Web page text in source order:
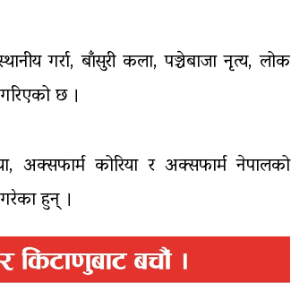
गर्रा, बाँसुरी कला, पञ्चेबाजा नृत्य, लोक
छ ।
अक्सफार्म कोरिया र अक्सफार्म नेपालको
हुन् ।